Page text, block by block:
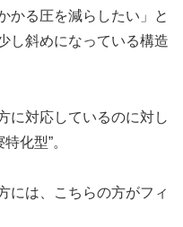
かる圧を減らしたい」と
し斜めになっている構造
に対応しているのに対し
化型”。
には、こちらの方がフィ